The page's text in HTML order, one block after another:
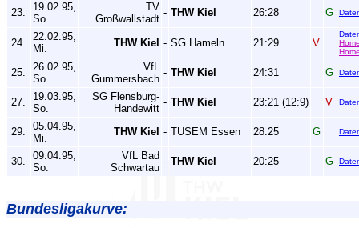
23.
19.02.95,
So.
TV
Großwallstadt
- THW Kiel 26:28 G
24.
22.02.95,
Mi.
THW Kiel - SG Hameln 21:29 V
25.
26.02.95,
So.
VfL
Gummersbach
- THW Kiel 24:31 G
27.
19.03.95,
So.
SG Flensburg-
Handewitt
- THW Kiel 23:21 (12:9) V
29.
05.04.95,
Mi.
THW Kiel - TUSEM Essen 28:25 G
30.
09.04.95,
So.
VfL Bad
Schwartau
- THW Kiel 20:25 G
Bundesligakurve: